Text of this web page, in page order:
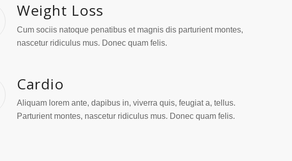
Weight Loss
Cum sociis natoque penatibus et magnis dis parturient montes,
nascetur ridiculus mus. Donec quam felis.
Cardio
Aliquam lorem ante, dapibus in, viverra quis, feugiat a, tellus.
Parturient montes, nascetur ridiculus mus. Donec quam felis.